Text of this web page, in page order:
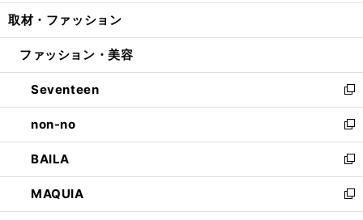
ウ
開
ン
ウ
開
く
ウ
ン
ウ
で
開
く
し
ウ
ン
ド
ウ
で
開
く
取材・ファッション
ファッション・美容
Seventeen
新
し
い
ウ
ィ
ン
ド
ウ
non-no
新
し
い
ウ
ィ
ン
BAILA
新
し
い
ウ
MAQUIA
新
し